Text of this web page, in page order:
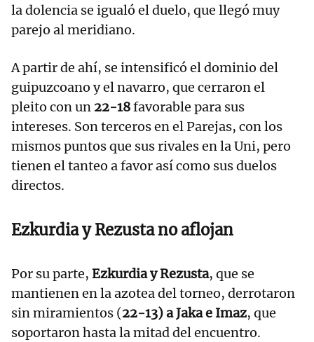
la dolencia se igualó el duelo, que llegó muy
parejo al meridiano.
A partir de ahí, se intensificó el dominio del
guipuzcoano y el navarro, que cerraron el
pleito con un 22-18favorable para sus
intereses. Son terceros en el Parejas, con los
mismos puntos que sus rivales en la Uni, pero
tienen el tanteo a favor así como sus duelos
directos.
Ezkurdia y Rezusta no aflojan
Por su parte, Ezkurdia y Rezusta, que se
mantienen en la azotea del torneo, derrotaron
sin miramientos (22-13) a Jaka e Imaz, que
soportaron hasta la mitad del encuentro.